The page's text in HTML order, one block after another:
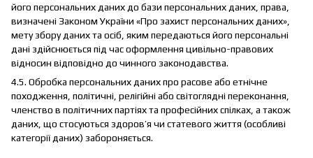
його персональних даних до бази персональних даних, права,
визначені Законом України «Про захист персональних даних»,
мету збору даних та осіб, яким передаються його персональні
дані здійснюється під час оформлення цивільно-правових
відносин відповідно до чинного законодавства.
4.5. Обробка персональних даних про расове або етнічне
походження, політичні, релігійні або світоглядні переконання,
членство в політичних партіях та професійних спілках, а також
даних, що стосуються здоров’я чи статевого життя (особливі
категорії даних) забороняється.